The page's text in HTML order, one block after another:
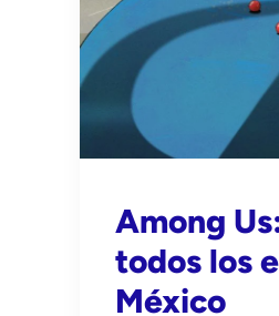
Among
todos los
México